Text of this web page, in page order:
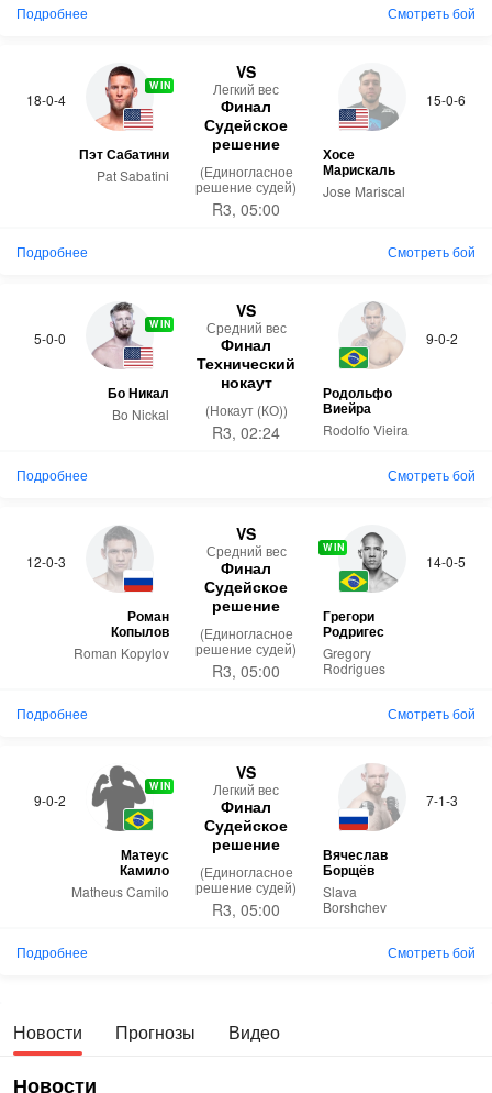
Смотреть бой
Подробнее
18-0-4
WIN
Пэт Сабатини
Pat Sabatini
VS
Легкий вес
Финал
Судейское
решение
(Единогласное
решение судей)
R3, 05:00
Смотреть бой
15-0-6
Хосе
Марискаль
Jose Mariscal
Подробнее
5-0-0
WIN
Бо Никал
Bo Nickal
VS
Средний вес
Финал
Технический
нокаут
(Нокаут (КО))
R3, 02:24
Смотреть бой
9-0-2
Родольфо
Виейра
Rodolfo Vieira
Подробнее
12-0-3
Роман
Копылов
Roman Kopylov
VS
Средний вес
Финал
Судейское
решение
(Единогласное
решение судей)
R3, 05:00
Смотреть бой
14-0-5
WIN
Грегори
Родригес
Gregory
Rodrigues
Подробнее
9-0-2
WIN
Матеус
Камило
Matheus Camilo
VS
Легкий вес
Финал
Судейское
решение
(Единогласное
решение судей)
R3, 05:00
Смотреть бой
7-1-3
Вячеслав
Борщёв
Slava
Borshchev
Подробнее
Новости Прогнозы Видео
Новости